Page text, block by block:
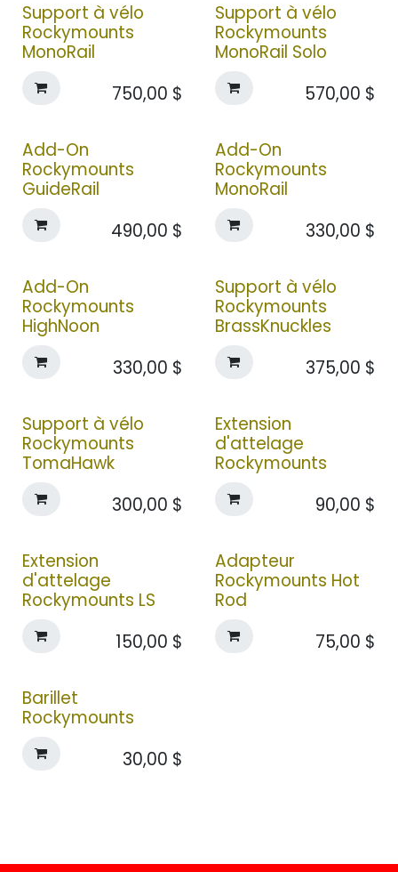
Support à vélo
Rockymounts
MonoRail
750,00 $
Support à vélo
Rockymounts
MonoRail Solo
570,00 $
Add-On
Rockymounts
GuideRail
490,00 $
Add-On
Rockymounts
MonoRail
330,00 $
Add-On
Rockymounts
HighNoon
330,00 $
Support à vélo
Rockymounts
BrassKnuckles
375,00 $
Support à vélo
Rockymounts
TomaHawk
300,00 $
Extension
d'attelage
Rockymounts
90,00 $
Extension
d'attelage
Rockymounts LS
150,00 $
Adapteur
Rockymounts Hot
Rod
75,00 $
Barillet
Rockymounts
30,00 $